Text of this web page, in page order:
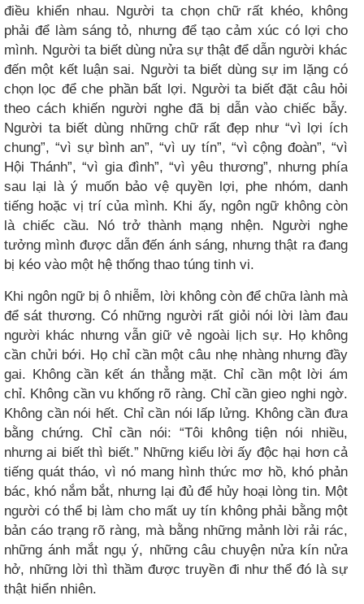
điều khiển nhau. Người ta chọn chữ rất khéo, không
phải để làm sáng tỏ, nhưng để tạo cảm xúc có lợi cho
mình. Người ta biết dùng nửa sự thật để dẫn người khác
đến một kết luận sai. Người ta biết dùng sự im lặng có
chọn lọc để che phần bất lợi. Người ta biết đặt câu hỏi
theo cách khiến người nghe đã bị dẫn vào chiếc bẫy.
Người ta biết dùng những chữ rất đẹp như “vì lợi ích
chung”, “vì sự bình an”, “vì uy tín”, “vì cộng đoàn”, “vì
Hội Thánh”, “vì gia đình”, “vì yêu thương”, nhưng phía
sau lại là ý muốn bảo vệ quyền lợi, phe nhóm, danh
tiếng hoặc vị trí của mình. Khi ấy, ngôn ngữ không còn
là chiếc cầu. Nó trở thành mạng nhện. Người nghe
tưởng mình được dẫn đến ánh sáng, nhưng thật ra đang
bị kéo vào một hệ thống thao túng tinh vi.
Khi ngôn ngữ bị ô nhiễm, lời không còn để chữa lành mà
để sát thương. Có những người rất giỏi nói lời làm đau
người khác nhưng vẫn giữ vẻ ngoài lịch sự. Họ không
cần chửi bới. Họ chỉ cần một câu nhẹ nhàng nhưng đầy
gai. Không cần kết án thẳng mặt. Chỉ cần một lời ám
chỉ. Không cần vu khống rõ ràng. Chỉ cần gieo nghi ngờ.
Không cần nói hết. Chỉ cần nói lấp lửng. Không cần đưa
bằng chứng. Chỉ cần nói: “Tôi không tiện nói nhiều,
nhưng ai biết thì biết.” Những kiểu lời ấy độc hại hơn cả
tiếng quát tháo, vì nó mang hình thức mơ hồ, khó phản
bác, khó nắm bắt, nhưng lại đủ để hủy hoại lòng tin. Một
người có thể bị làm cho mất uy tín không phải bằng một
bản cáo trạng rõ ràng, mà bằng những mảnh lời rải rác,
những ánh mắt ngụ ý, những câu chuyện nửa kín nửa
hở, những lời thì thầm được truyền đi như thể đó là sự
thật hiển nhiên.